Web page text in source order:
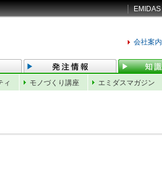
EMIDAS
会社案内
ィ モノづくり講座 エミダスマガジン